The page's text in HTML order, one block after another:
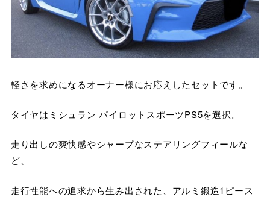
軽さを求めになるオーナー様にお応えしたセットです。
タイヤはミシュラン パイロットスポーツPS5を選択。
走り出しの爽快感やシャープなステアリングフィールな
ど、
走行性能への追求から生み出された、アルミ鍛造1ピース